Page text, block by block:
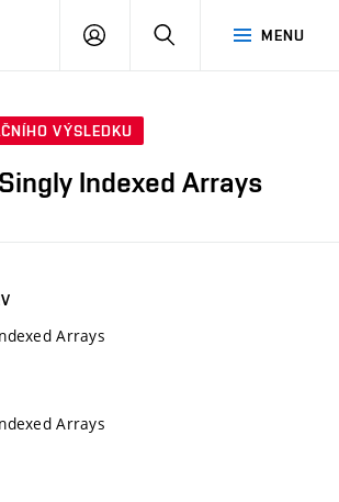
MENU
PŘIHLÁSIT
VÝSLEDKU
Indexed Arrays
Arrays
Arrays